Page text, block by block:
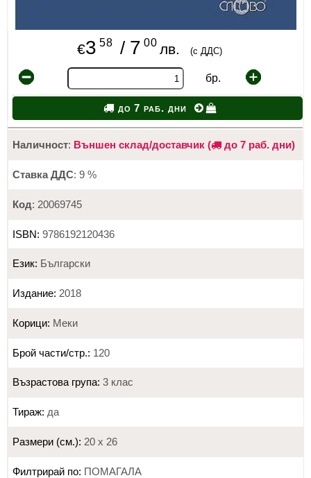
€3 58 / 7 00 лв. (с ДДС)
бр.
до 7 раб. дни
Наличност: Външен склад/доставчик ( до 7 раб. дни)
Ставка ДДС: 9 %
Код: 20069745
ISBN: 9786192120436
Език: Български
Издание: 2018
Корици: Меки
Брой части/стр.: 120
Възрастова група: 3 клас
Тираж: да
Размери (см.): 20 х 26
Филтрирай по: ПОМАГАЛА